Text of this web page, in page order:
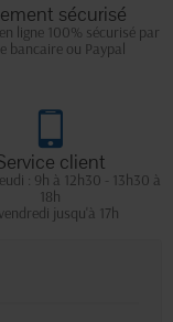
sécurisé
ligne 100% sécurisé par
bancaire ou Paypal
client
: 9h à 12h30 - 13h30 à
18h
jusqu'à 17h